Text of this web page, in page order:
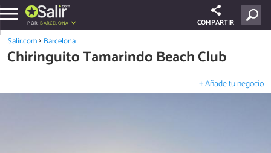
POR:BARCELONA COMPARTIR
Salir.com Barcelona
Chiringuito Tamarindo Beach Club
+ Añade tu negocio